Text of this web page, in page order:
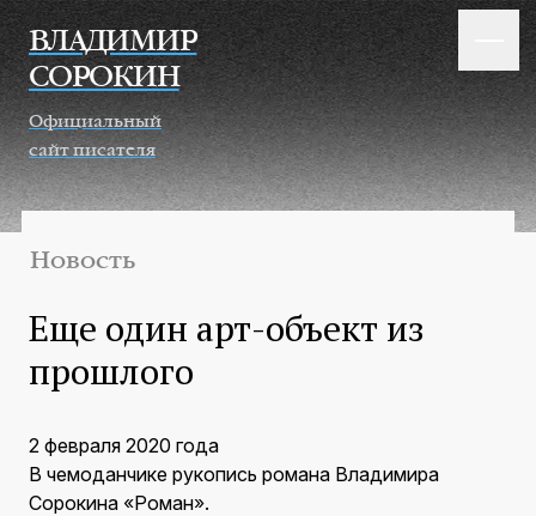
Перейти к основному содержанию
ВЛАДИМИР
СОРОКИН
Официальный
сайт писателя
Новость
Еще один арт-объект из
прошлого
2 февраля 2020 года
В чемоданчике рукопись романа Владимира
Сорокина «Роман».